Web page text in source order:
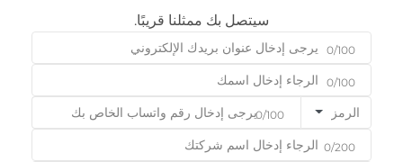
سيتصل بك ممثلنا قريبًا.
0/100
0/100
الرمز 0/100
0/200